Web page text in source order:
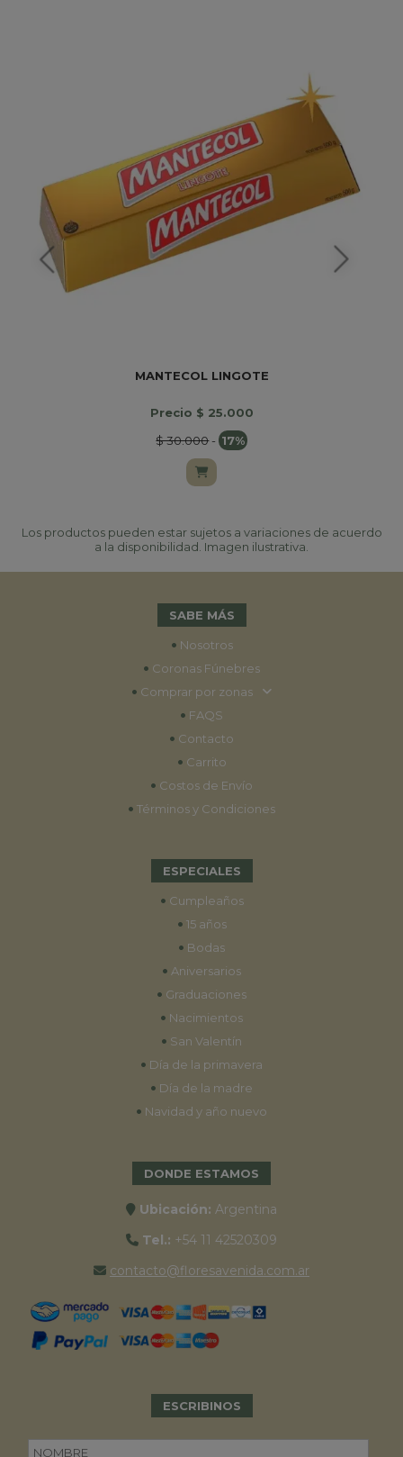
MANTECOL LINGOTE
Precio $ 25.000
$ 30.000- 17%
Los productos pueden estar sujetos a variaciones de acuerdo
a la disponibilidad. Imagen ilustrativa.
SABE MÁS
• Nosotros
• Coronas Fúnebres
• Comprar por zonas
• FAQS
• Contacto
• Carrito
• Costos de Envío
• Términos y Condiciones
ESPECIALES
• Cumpleaños
• 15 años
• Bodas
• Aniversarios
• Graduaciones
• Nacimientos
• San Valentín
• Día de la primavera
• Día de la madre
• Navidad y año nuevo
DONDE ESTAMOS
Ubicación: Argentina
Tel.: +54 11 42520309
contacto@floresavenida.com.ar
ESCRIBINOS